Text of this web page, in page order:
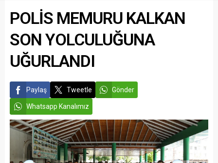
POLİS MEMURU KALKAN
SON YOLCULUĞUNA
UĞURLANDI
Paylaş Tweetle Gönder
Whatsapp Kanalımız